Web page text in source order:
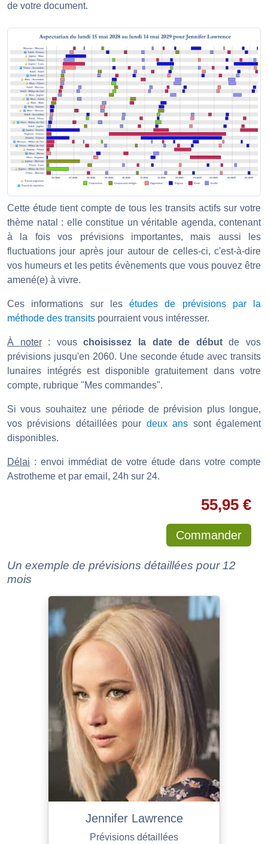
de votre document.
Cette étude tient compte de tous les transits actifs sur votre
thème natal : elle constitue un véritable agenda, contenant
à la fois vos prévisions importantes, mais aussi les
fluctuations jour après jour autour de celles-ci, c'est-à-dire
vos humeurs et les petits évènements que vous pouvez être
amené(e) à vivre.
Ces informations sur les études de prévisions par la
méthode des transits pourraient vous intéresser.
À noter: vouschoisissez la date de débutde vos
prévisions jusqu'en 2060. Une seconde étude avec transits
lunaires intégrés est disponible gratuitement dans votre
compte, rubrique "Mes commandes".
Si vous souhaitez une période de prévision plus longue,
vos prévisions détaillées pour deux ans sont également
disponibles.
Délai : envoi immédiat de votre étude dans votre compte
Astrotheme et par email, 24h sur 24.
55,95 €
Commander
Un exemple de prévisions détaillées pour 12
mois
Jennifer Lawrence
Prévisions détaillées